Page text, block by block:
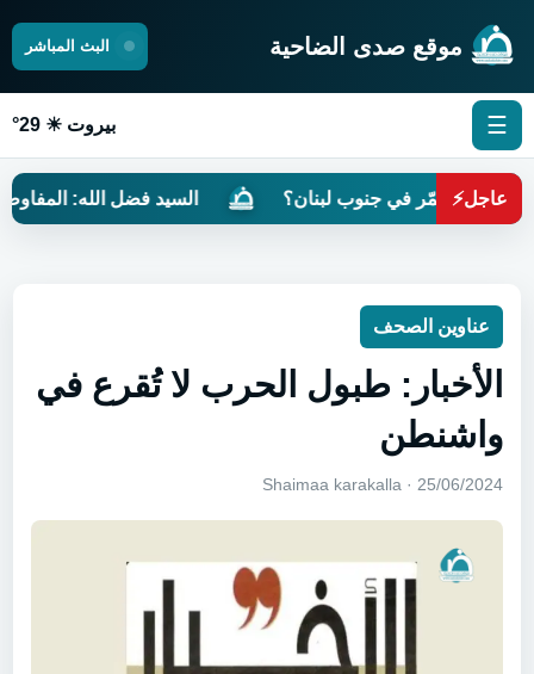
موقع صدى الضاحية البث المباشر
☰ بيروت ☀ 29°
عاجل⚡
المعمّر في جنوب لبنان؟ السيد فضل الله: المفاوضات
عناوين الصحف
الأخبار: طبول الحرب لا تُقرع في
واشنطن
25/06/2024 · Shaimaa karakalla